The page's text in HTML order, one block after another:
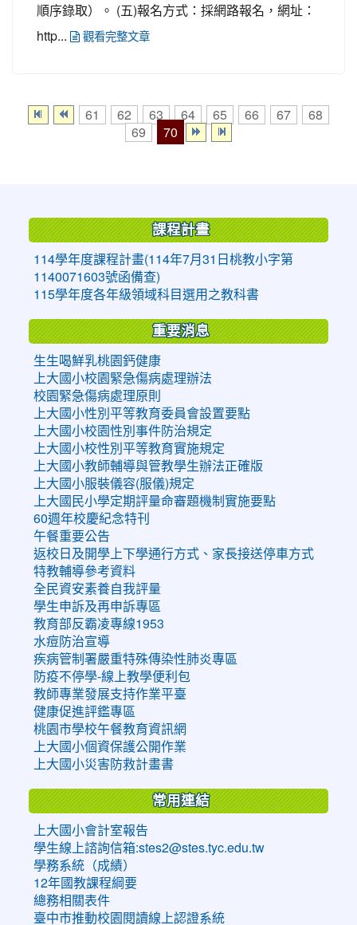
順序錄取）。 (五)報名方式：採網路報名，網址：
http...
觀看完整文章
61 62 63 64 65 66 67
68
69
70
課程計畫
114學年度課程計畫(114年7月31日桃教小字第
1140071603號函備查)
115學年度各年級領域科目選用之教科書
重要消息
生生喝鮮乳桃園鈣健康
上大國小校園緊急傷病處理辦法
校園緊急傷病處理原則
上大國小性別平等教育委員會設置要點
上大國小校園性別事件防治規定
上大國小校性別平等教育實施規定
上大國小教師輔導與管教學生辦法正確版
上大國小服裝儀容(服儀)規定
上大國民小學定期評量命審題機制實施要點
60週年校慶紀念特刊
午餐重要公告
返校日及開學上下學通行方式、家長接送停車方式
特教輔導參考資料
全民資安素養自我評量
學生申訴及再申訴專區
教育部反霸凌專線1953
水痘防治宣導
疾病管制署嚴重特殊傳染性肺炎專區
防疫不停學-線上教學便利包
教師專業發展支持作業平臺
健康促進評鑑專區
桃園市學校午餐教育資訊網
上大國小個資保護公開作業
上大國小災害防救計畫書
常用連結
上大國小會計室報告
學生線上諮詢信箱:stes2@stes.tyc.edu.tw
學務系統（成績）
12年國教課程綱要
總務相關表件
臺中市推動校園閱讀線上認證系統